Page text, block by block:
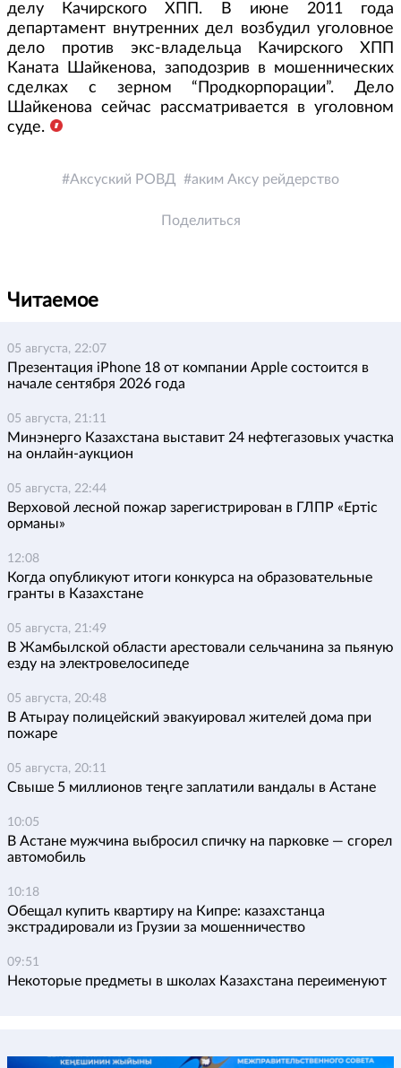
делу Качирского ХПП. В июне 2011 года
департамент внутренних дел возбудил уголовное
дело против экс-владельца Качирского ХПП
Каната Шайкенова, заподозрив в мошеннических
сделках с зерном “Продкорпорации”. Дело
Шайкенова сейчас рассматривается в уголовном
суде.
Аксуский РОВД аким Аксу рейдерство
Поделиться
Читаемое
05 августа, 22:07
Презентация iPhone 18 от компании Apple состоится в
начале сентября 2026 года
05 августа, 21:11
Минэнерго Казахстана выставит 24 нефтегазовых участка
на онлайн-аукцион
05 августа, 22:44
Верховой лесной пожар зарегистрирован в ГЛПР «Ертіс
орманы»
12:08
Когда опубликуют итоги конкурса на образовательные
гранты в Казахстане
05 августа, 21:49
В Жамбылской области арестовали сельчанина за пьяную
езду на электровелосипеде
05 августа, 20:48
В Атырау полицейский эвакуировал жителей дома при
пожаре
05 августа, 20:11
Свыше 5 миллионов теңге заплатили вандалы в Астане
10:05
В Астане мужчина выбросил спичку на парковке — сгорел
автомобиль
10:18
Обещал купить квартиру на Кипре: казахстанца
экстрадировали из Грузии за мошенничество
09:51
Некоторые предметы в школах Казахстана переименуют